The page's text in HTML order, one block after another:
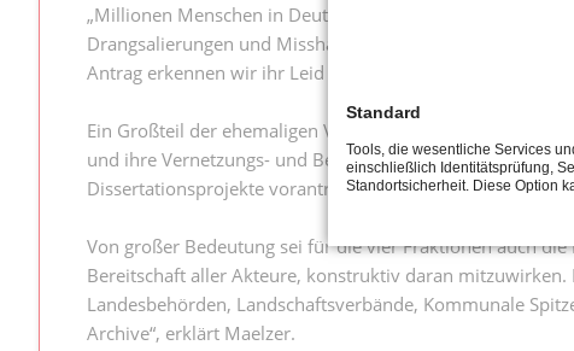
„Millionen Menschen in Deutschland sind ehemalige
Drangsalierungen und Misshandlungen an zahlreichen
Antrag erkennen wir ihr Leid an und sprechen unser
Ein Großteil der ehemaligen Verschickungskinder
und ihre Vernetzungs- und Beratungsarbeit gefördert.
Dissertationsprojekte vorantreiben“, sagt Maelzer.
Von großer Bedeutung sei für die vier Fraktionen auch
Bereitschaft aller Akteure, konstruktiv daran
Landesbehörden, Landschaftsverbände, Kommunale
Archive“, erklärt Maelzer.
Standard
Tools, die wesentliche Services
einschließlich Identitätsprüfung,
Standortsicherheit. Diese Option